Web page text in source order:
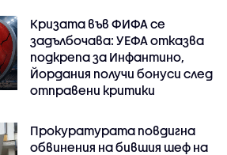
Кризата във ФИФА се
задълбочава: УЕФА отказва
подкрепа за Инфантино,
Йордания получи бонуси след
отправени критики
Прокуратурата повдигна
обвинения на бившия шеф на